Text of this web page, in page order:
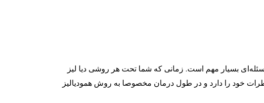
بسیار مهم است. زمانی که شما تحت هر روشی دیا لیز
خود را دارد و در طول درمان مخصوصا به روش همودیالیز